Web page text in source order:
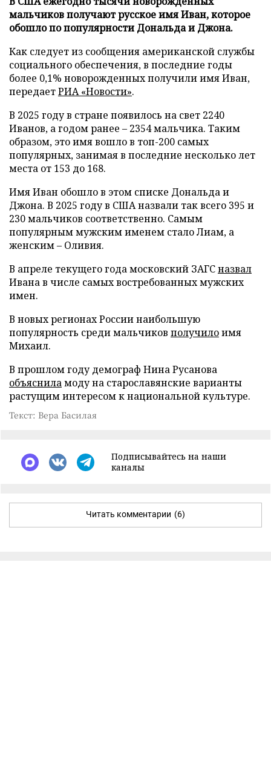
мальчиков получают русское имя Иван, которое
обошло по популярности Дональда и Джона.
Как следует из сообщения американской службы
социального обеспечения, в последние годы
более 0,1% новорожденных получили имя Иван,
передаетРИА «Новости».
В 2025 году в стране появилось на свет 2240
Иванов, а годом ранее – 2354 мальчика. Таким
образом, это имя вошло в топ-200 самых
популярных, занимая в последние несколько лет
места от 153 до 168.
Имя Иван обошло в этом списке Дональда и
Джона. В 2025 году в США назвали так всего 395 и
230 мальчиков соответственно. Самым
популярным мужским именем стало Лиам, а
женским – Оливия.
В апреле текущего года московский ЗАГСназвал
Ивана в числе самых востребованных мужских
имен.
В новых регионах России наибольшую
популярность среди мальчиков получилоимя
Михаил.
В прошлом году демограф Нина Русанова
объясниламоду на старославянские варианты
растущим интересом к национальной культуре.
Текст: Вера Басилая
Подписывайтесь на наши
каналы
Читать комментарии (6)